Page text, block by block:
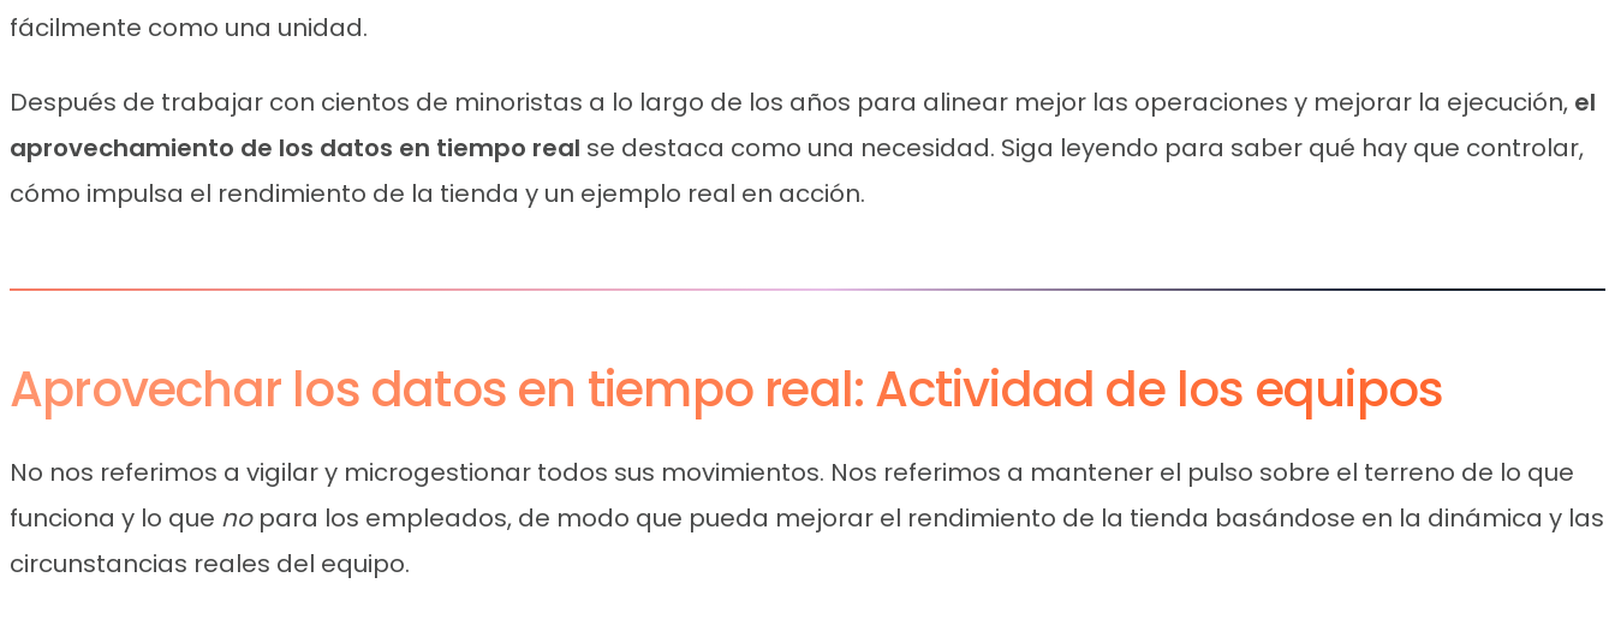
fácilmente como una unidad.
Después de trabajar con cientos de minoristas a lo largo de los años para alinear mejor las operaciones y mejorar la ejecución, el
aprovechamiento de los datos en tiempo real se destaca como una necesidad. Siga leyendo para saber qué hay que controlar,
cómo impulsa el rendimiento de la tienda y un ejemplo real en acción.
Aprovechar los datos en tiempo real: Actividad de los equipos
No nos referimos a vigilar y microgestionar todos sus movimientos. Nos referimos a mantener el pulso sobre el terreno de lo que
funciona y lo que no para los empleados, de modo que pueda mejorar el rendimiento de la tienda basándose en la dinámica y las
circunstancias reales del equipo.